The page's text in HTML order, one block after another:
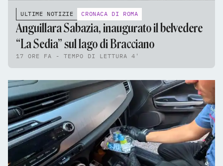
ULTIME NOTIZIE CRONACA DI ROMA
Anguillara Sabazia, inaugurato il belvedere
“La Sedia” sul lago di Bracciano
17 ORE FA - TEMPO DI LETTURA 4'